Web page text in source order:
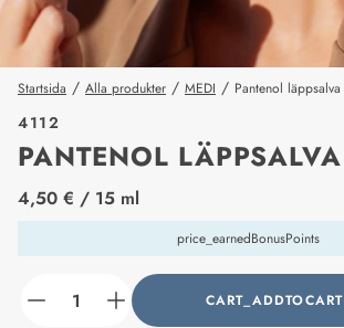
Startsida / Alla produkter / MEDI / Pantenol läppsalva
4112
PANTENOL LÄPPSALVA
price_label
4,50 € / 15 ml
price_earnedBonusPoints
counter_current CART_ADDTOCART